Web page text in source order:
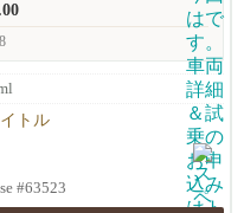
トル
#63523